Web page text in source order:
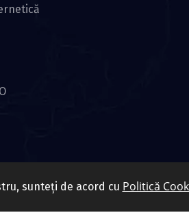
sunteți de acord cu Politică